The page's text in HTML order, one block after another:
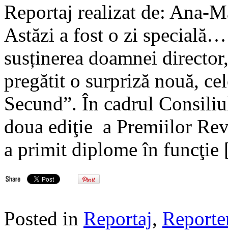
Reportaj realizat de: Ana-
Astăzi a fost o zi
susținerea doamnei
pregătit o surpriză nouă,
Secund”. În cadrul
doua ediţie a Premiilor
a primit diplome în
Posted in Reportaj,